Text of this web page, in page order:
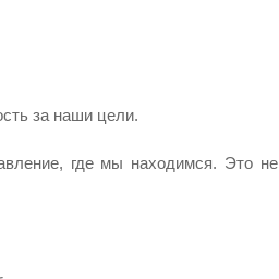
за наши цели.
где мы находимся. Это не